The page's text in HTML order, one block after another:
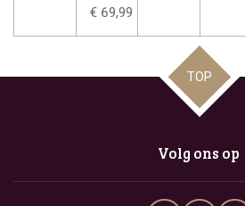
€ 69,99
TOP
Volg ons op